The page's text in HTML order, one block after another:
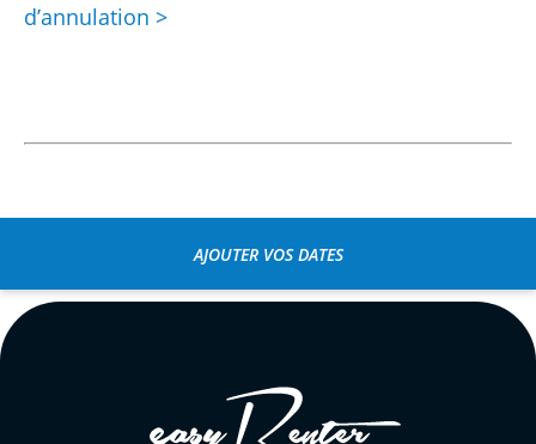
d’annulation >
AJOUTER VOS DATES